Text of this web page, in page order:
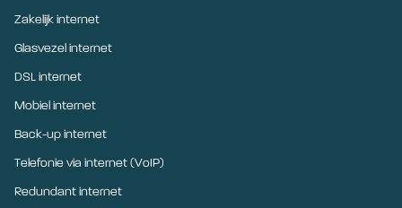
Zakelijk internet
Glasvezel internet
DSL internet
Mobiel internet
Back-up internet
Telefonie via internet (VoIP)
Redundant internet